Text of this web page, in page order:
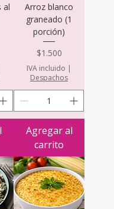
al
Arroz blanco
graneado (1
porción)
Precio
$1.500
IVA incluido |
Despachos
Agregar al
carrito